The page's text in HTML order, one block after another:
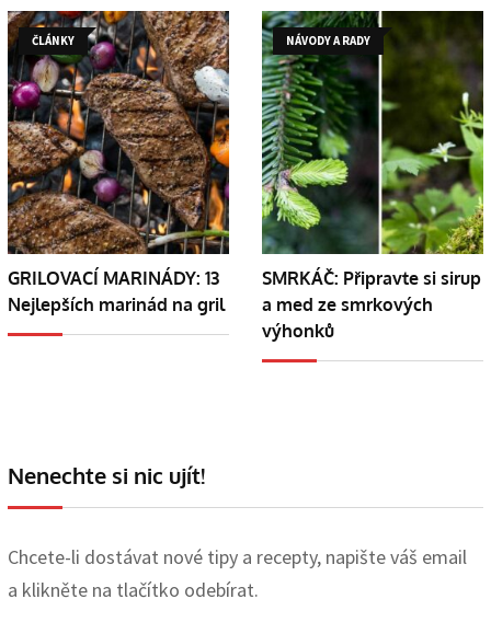
ČLÁNKY
GRILOVACÍ MARINÁDY: 13
Nejlepších marinád na gril
NÁVODY A RADY
SMRKÁČ: Připravte si sirup
a med ze smrkových
výhonků
Nenechte si nic ujít!
Chcete-li dostávat nové tipy a recepty, napište váš email
a klikněte na tlačítko odebírat.